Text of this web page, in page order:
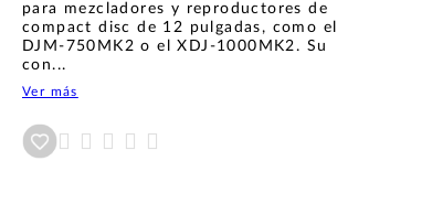
para mezcladores y reproductores de
compact disc de 12 pulgadas, como el
DJM-750MK2 o el XDJ-1000MK2. Su
con...
Ver más